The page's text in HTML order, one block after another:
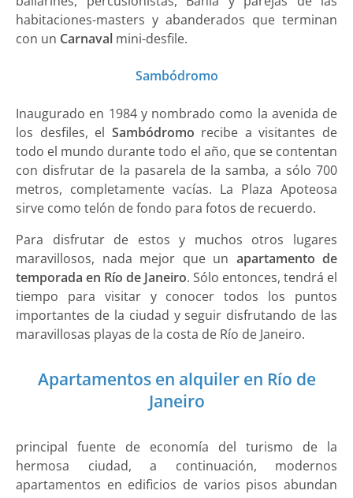
habitaciones-masters y abanderados que terminan
con un Carnaval mini-desfile.
Sambódromo
Inaugurado en 1984 y nombrado como la avenida de
los desfiles, el Sambódromo recibe a visitantes de
todo el mundo durante todo el año, que se contentan
con disfrutar de la pasarela de la samba, a sólo 700
metros, completamente vacías. La Plaza Apoteosa
sirve como telón de fondo para fotos de recuerdo.
Para disfrutar de estos y muchos otros lugares
maravillosos, nada mejor que un apartamento de
temporada en Río de Janeiro. Sólo entonces, tendrá el
tiempo para visitar y conocer todos los puntos
importantes de la ciudad y seguir disfrutando de las
maravillosas playas de la costa de Río de Janeiro.
Apartamentos en alquiler en Río de
Janeiro
principal fuente de economía del turismo de la
hermosa ciudad, a continuación, modernos
apartamentos en edificios de varios pisos abundan